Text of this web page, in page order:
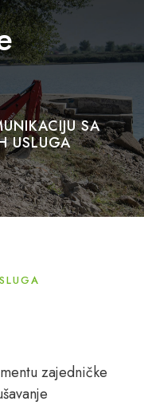
SA
USLUGA
zajedničke